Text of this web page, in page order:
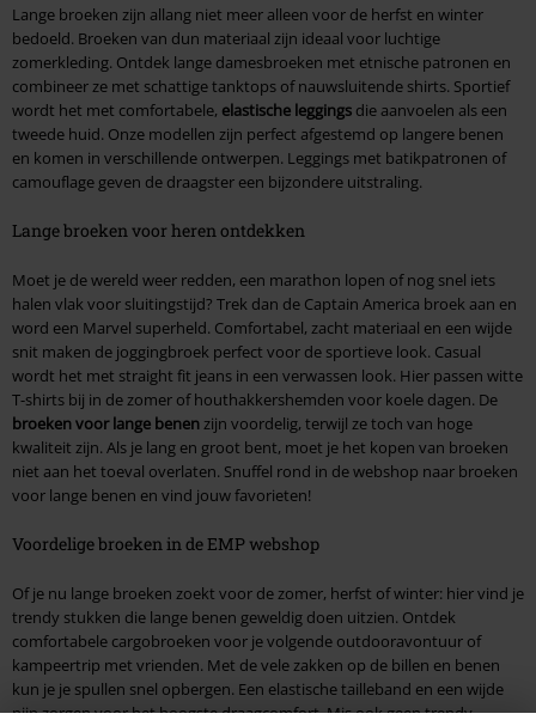
Lange broeken zijn allang niet meer alleen voor de herfst en winter
bedoeld. Broeken van dun materiaal zijn ideaal voor luchtige
zomerkleding. Ontdek lange damesbroeken met etnische patronen en
combineer ze met schattige tanktops of nauwsluitende shirts. Sportief
wordt het met comfortabele, elastische leggings die aanvoelen als een
tweede huid. Onze modellen zijn perfect afgestemd op langere benen
en komen in verschillende ontwerpen. Leggings met batikpatronen of
camouflage geven de draagster een bijzondere uitstraling.
Lange broeken voor heren ontdekken
Moet je de wereld weer redden, een marathon lopen of nog snel iets
halen vlak voor sluitingstijd? Trek dan de Captain America broek aan en
word een Marvel superheld. Comfortabel, zacht materiaal en een wijde
snit maken de joggingbroek perfect voor de sportieve look. Casual
wordt het met straight fit jeans in een verwassen look. Hier passen witte
T-shirts bij in de zomer of houthakkershemden voor koele dagen. De
broeken voor lange benenzijn voordelig, terwijl ze toch van hoge
kwaliteit zijn. Als je lang en groot bent, moet je het kopen van broeken
niet aan het toeval overlaten. Snuffel rond in de webshop naar broeken
voor lange benen en vind jouw favorieten!
Voordelige broeken in de EMP webshop
Of je nu lange broeken zoekt voor de zomer, herfst of winter: hier vind je
trendy stukken die lange benen geweldig doen uitzien. Ontdek
comfortabele cargobroeken voor je volgende outdooravontuur of
kampeertrip met vrienden. Met de vele zakken op de billen en benen
kun je je spullen snel opbergen. Een elastische tailleband en een wijde
pijp zorgen voor het hoogste draagcomfort. Mis ook geen trendy